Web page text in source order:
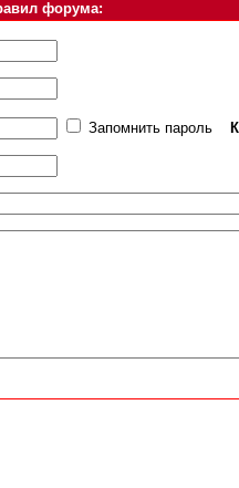
форума:
Запомнить пароль